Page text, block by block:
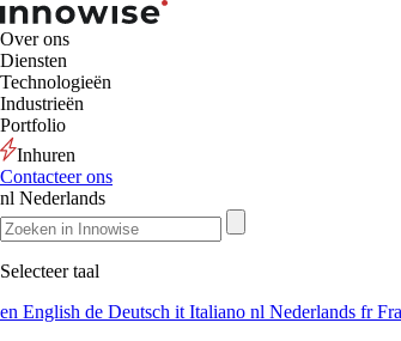
Over ons
Diensten
Technologieën
Industrieën
Portfolio
Inhuren
Contacteer ons
nl Nederlands
Selecteer taal
en English de Deutsch it Italiano nl Nederlands fr